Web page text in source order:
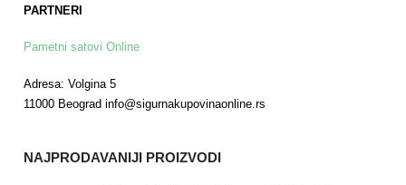
PARTNERI
Pametni satovi Online
Adresa: Volgina 5
11000 Beograd info@sigurnakupovinaonline.rs
NAJPRODAVANIJI PROIZVODI